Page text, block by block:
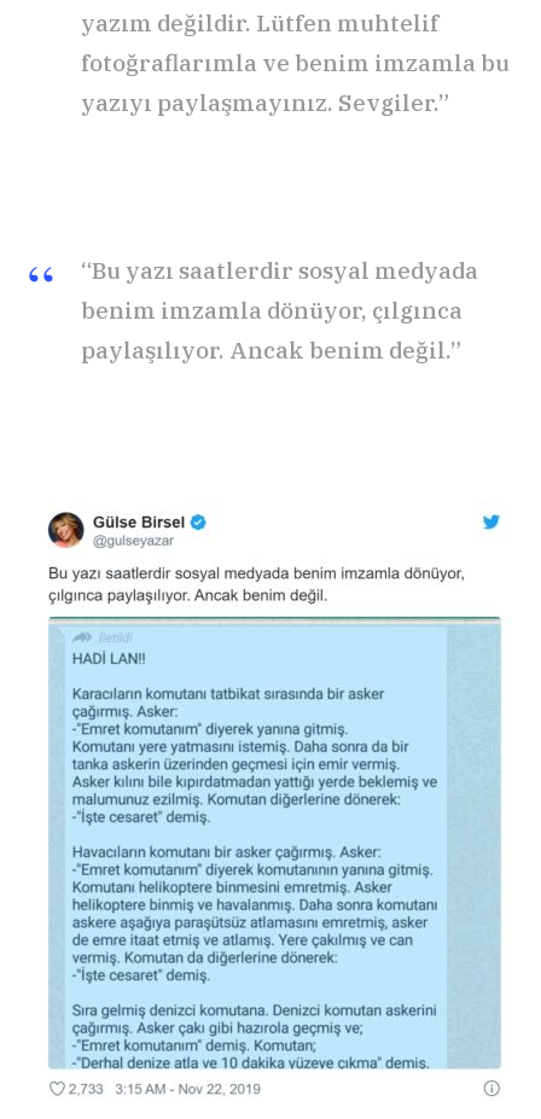
yazım değildir. Lütfen muhtelif
fotoğraflarımla ve benim imzamla bu
yazıyı paylaşmayınız. Sevgiler.”
“Bu yazı saatlerdir sosyal medyada
benim imzamla dönüyor, çılgınca
paylaşılıyor. Ancak benim değil.”